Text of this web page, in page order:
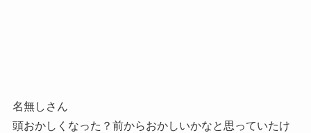
名無しさん
頭おかしくなった？前からおかしいかなと思っていたけ